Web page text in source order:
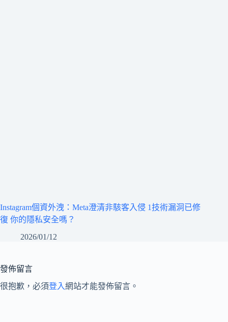
Instagram個資外洩：Meta澄清非駭客入侵 1技術漏洞已修
復 你的隱私安全嗎？
2026/01/12
發佈留言
很抱歉，必須登入網站才能發佈留言。